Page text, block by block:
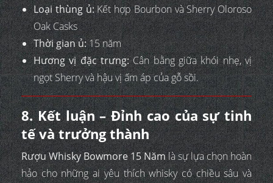
Loại thùng ủ:Kết hợp Bourbon và Sherry Oloroso
Oak Casks
Thời gian ủ:15 năm
Hương vị đặc trưng:Cân bằng giữa khói nhẹ, vị
ngọt Sherry và hậu vị ấm áp của gỗ sồi.
8. Kết luận – Đỉnh cao của sự tinh
tế và trưởng thành
Rượu Whisky Bowmore 15 Nămlà sự lựa chọn hoàn
hảo cho những ai yêu thích whisky có chiều sâu và